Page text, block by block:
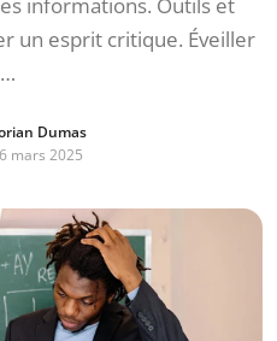
un esprit critique. Éveiller
…
Dumas
mars 2025